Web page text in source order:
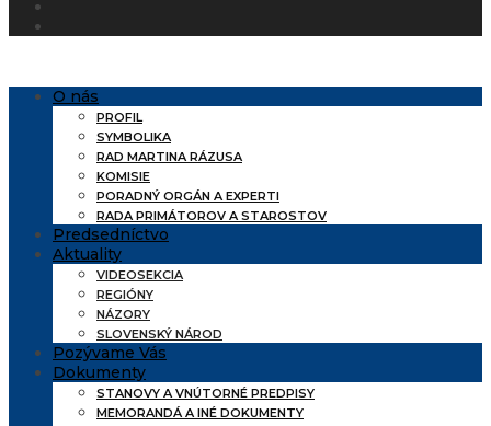
O nás
PROFIL
SYMBOLIKA
RAD MARTINA RÁZUSA
KOMISIE
PORADNÝ ORGÁN A EXPERTI
RADA PRIMÁTOROV A STAROSTOV
Predsedníctvo
Aktuality
VIDEOSEKCIA
REGIÓNY
NÁZORY
SLOVENSKÝ NÁROD
Pozývame Vás
Dokumenty
STANOVY A VNÚTORNÉ PREDPISY
MEMORANDÁ A INÉ DOKUMENTY